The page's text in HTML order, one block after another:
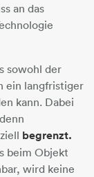
an das
sowohl der
ein langfristiger
kann. Dabei
begrenzt.
beim Objekt
wird keine